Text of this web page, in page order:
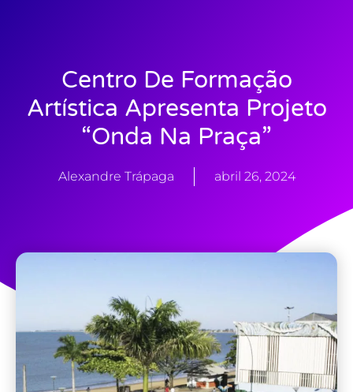
Centro De Formação
Artística Apresenta Projeto
“Onda Na Praça”
Alexandre Trápaga abril 26, 2024